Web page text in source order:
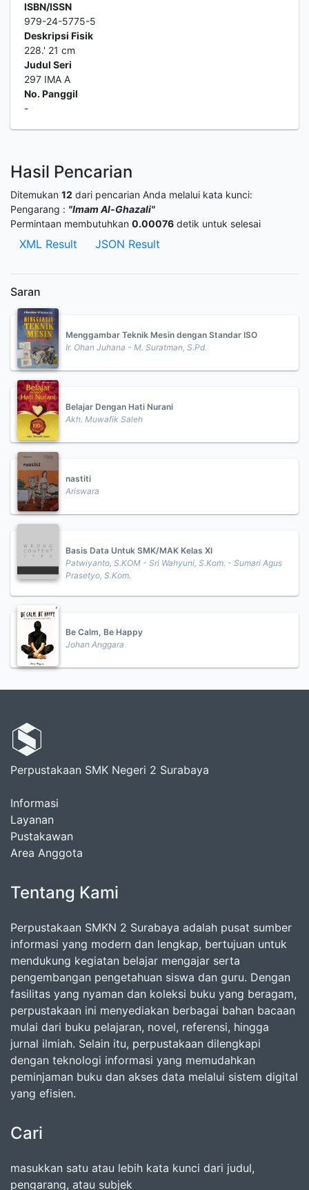
ISBN/ISSN
979-24-5775-5
Deskripsi Fisik
228.' 21 cm
Judul Seri
297 IMA A
No. Panggil
-
Hasil Pencarian
Ditemukan 12 dari pencarian Anda melalui kata kunci:
Pengarang : "Imam Al-Ghazali"
Permintaan membutuhkan 0.00076 detik untuk selesai
XML Result JSON Result
Saran
Menggambar Teknik Mesin dengan Standar ISO
Ir. Ohan Juhana - M. Suratman, S.Pd.
Belajar Dengan Hati Nurani
Akh. Muwafik Saleh
nastiti
Ariswara
Basis Data Untuk SMK/MAK Kelas XI
Patwiyanto, S.KOM - Sri Wahyuni, S.Kom. - Sumari Agus
Prasetyo, S.Kom.
Be Calm, Be Happy
Johan Anggara
Perpustakaan SMK Negeri 2 Surabaya
Informasi
Layanan
Pustakawan
Area Anggota
Tentang Kami
Perpustakaan SMKN 2 Surabaya adalah pusat sumber
informasi yang modern dan lengkap, bertujuan untuk
mendukung kegiatan belajar mengajar serta
pengembangan pengetahuan siswa dan guru. Dengan
fasilitas yang nyaman dan koleksi buku yang beragam,
perpustakaan ini menyediakan berbagai bahan bacaan
mulai dari buku pelajaran, novel, referensi, hingga
jurnal ilmiah. Selain itu, perpustakaan dilengkapi
dengan teknologi informasi yang memudahkan
peminjaman buku dan akses data melalui sistem digital
yang efisien.
Cari
masukkan satu atau lebih kata kunci dari judul,
pengarang, atau subjek